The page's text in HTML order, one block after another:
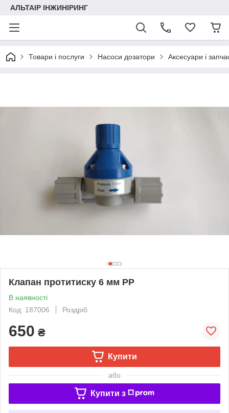
АЛЬТАІР ІНЖИНІРИНГ
Товари і послуги Насоси дозатори Аксесуари і
Клапан протитиску 6 мм PP
В наявності
Код: 187006
Роздріб
650 ₴
Купити
або
Купити з